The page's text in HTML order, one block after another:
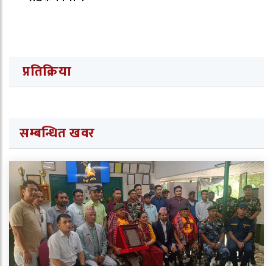
प्रतिक्रिया
सम्बन्धित खवर